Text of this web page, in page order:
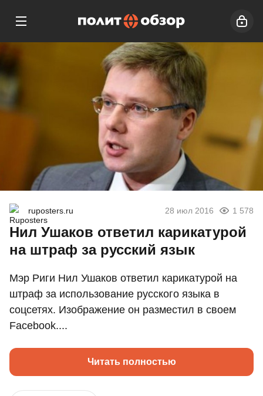
ruposters.ru 28 июл 2016 1 578
Нил Ушаков ответил карикатурой
на штраф за русский язык
Мэр Риги Нил Ушаков ответил карикатурой на
штраф за использование русского языка в
соцсетях. Изображение он разместил в своем
Facebook....
Читать полностью